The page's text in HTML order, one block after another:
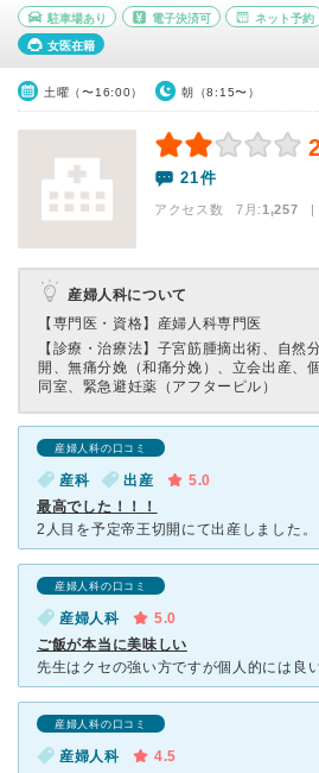
駐車場あり 電子決済可 ネット予約
女医在籍
土曜（〜16:00） 朝（8:15〜）
21件
アクセス数 7月:1,257 |
産婦人科について
【専門医・資格】 産婦人科専門医
【診療・治療法】 子宮筋腫摘出術、自然
開、無痛分娩（和痛分娩）、立会出産、
同室、緊急避妊薬（アフターピル）
産婦人科の口コミ
産科 出産
5.0
最高でした！！！
産婦人科の口コミ
産婦人科
5.0
ご飯が本当に美味しい
産婦人科の口コミ
産婦人科
4.5